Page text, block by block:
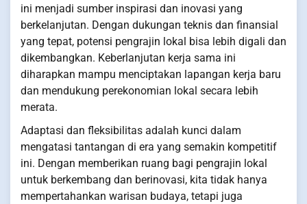
ini menjadi sumber inspirasi dan inovasi yang
berkelanjutan. Dengan dukungan teknis dan finansial
yang tepat, potensi pengrajin lokal bisa lebih digali dan
dikembangkan. Keberlanjutan kerja sama ini
diharapkan mampu menciptakan lapangan kerja baru
dan mendukung perekonomian lokal secara lebih
merata.
Adaptasi dan fleksibilitas adalah kunci dalam
mengatasi tantangan di era yang semakin kompetitif
ini. Dengan memberikan ruang bagi pengrajin lokal
untuk berkembang dan berinovasi, kita tidak hanya
mempertahankan warisan budaya, tetapi juga